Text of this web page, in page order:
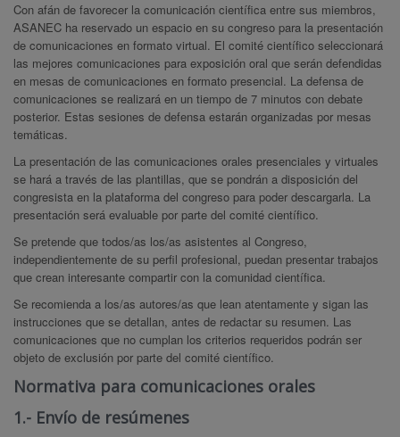
Con afán de favorecer la comunicación científica entre sus miembros,
ASANEC ha reservado un espacio en su congreso para la presentación
de comunicaciones en formato virtual. El comité científico seleccionará
las mejores comunicaciones para exposición oral que serán defendidas
en mesas de comunicaciones en formato presencial. La defensa de
comunicaciones se realizará en un tiempo de 7 minutos con debate
posterior. Estas sesiones de defensa estarán organizadas por mesas
temáticas.
La presentación de las comunicaciones orales presenciales y virtuales
se hará a través de las plantillas, que se pondrán a disposición del
congresista en la plataforma del congreso para poder descargarla. La
presentación será evaluable por parte del comité científico.
Se pretende que todos/as los/as asistentes al Congreso,
independientemente de su perfil profesional, puedan presentar trabajos
que crean interesante compartir con la comunidad científica.
Se recomienda a los/as autores/as que lean atentamente y sigan las
instrucciones que se detallan, antes de redactar su resumen. Las
comunicaciones que no cumplan los criterios requeridos podrán ser
objeto de exclusión por parte del comité científico.
Normativa para comunicaciones orales
1.- Envío de resúmenes